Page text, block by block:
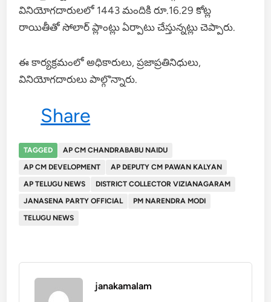
వినియోగదారులలో 1443 మందికి రూ.16.29 కోట్ల
రాయితీతో సోలార్ ప్లాంట్లు ఏర్పాటు చేస్తున్నట్లు చెప్పారు.
ఈ కార్యక్రమంలో అధికారులు, ప్రజాప్రతినిధులు,
వినియోగదారులు పాల్గొన్నారు.
Share
TAGGED
AP CM CHANDRABABU NAIDU
AP CM DEVELOPMENT
AP DEPUTY CM PAWAN KALYAN
AP TELUGU NEWS
DISTRICT COLLECTOR VIZIANAGARAM
JANASENA PARTY OFFICIAL
PM NARENDRA MODI
TELUGU NEWS
janakamalam